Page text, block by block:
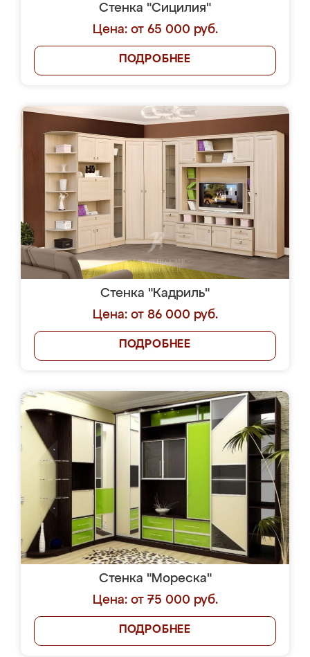
Стенка "Сицилия"
Цена: от 65 000 руб.
ПОДРОБНЕЕ
Стенка "Кадриль"
Цена: от 86 000 руб.
ПОДРОБНЕЕ
Стенка "Мореска"
Цена: от 75 000 руб.
ПОДРОБНЕЕ